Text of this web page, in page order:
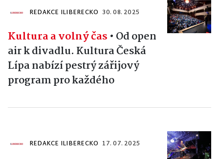
REDAKCE ILIBERECKO 30. 08. 2025
Kultura a volný čas • Od open
air k divadlu. Kultura Česká
Lípa nabízí pestrý zářijový
program pro každého
REDAKCE ILIBERECKO 17. 07. 2025